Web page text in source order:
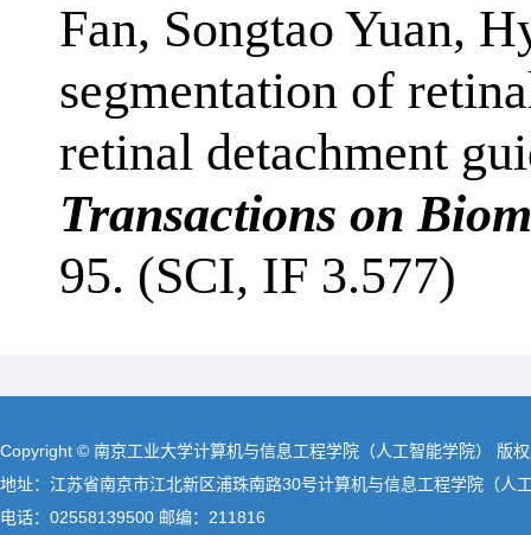
Fan, Songtao Yuan,
segmentation of
retinal detachment
Transactions on
95. (SCI, IF 3.577)
Copyright © 南京工业大学计算机与信息工程学院（人工智能学院） 版
地址：江苏省南京市江北新区浦珠南路30号计算机与信息工程学院（人
电话：02558139500 邮编：211816